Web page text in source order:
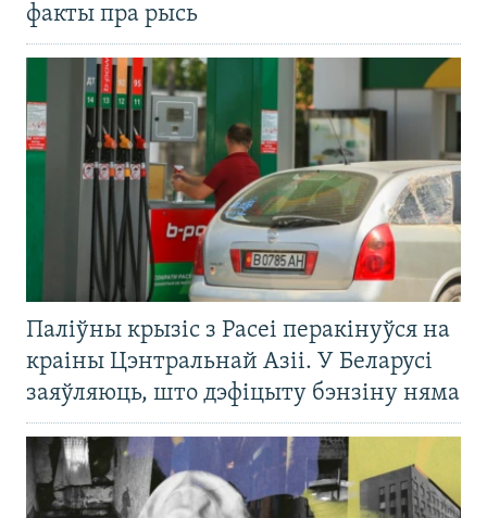
факты пра рысь
Паліўны крызіс з Расеі перакінуўся на
краіны Цэнтральнай Азіі. У Беларусі
заяўляюць, што дэфіцыту бэнзіну няма